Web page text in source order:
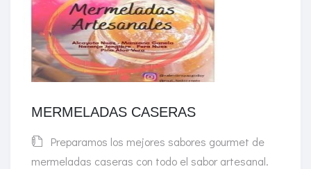
MERMELADAS CASERAS
Preparamos los mejores sabores gourmet de
mermeladas caseras con todo el sabor artesanal.